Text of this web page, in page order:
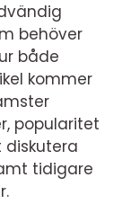
behöver
både
kommer
popularitet
diskutera
tidigare